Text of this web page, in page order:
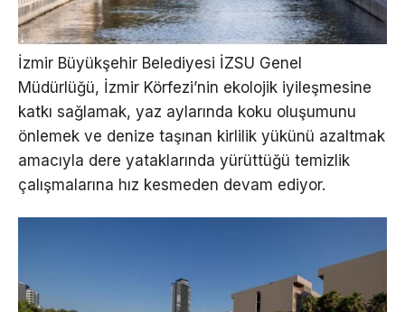
İzmir Büyükşehir Belediyesi İZSU Genel
Müdürlüğü, İzmir Körfezi’nin ekolojik iyileşmesine
katkı sağlamak, yaz aylarında koku oluşumunu
önlemek ve denize taşınan kirlilik yükünü azaltmak
amacıyla dere yataklarında yürüttüğü temizlik
çalışmalarına hız kesmeden devam ediyor.